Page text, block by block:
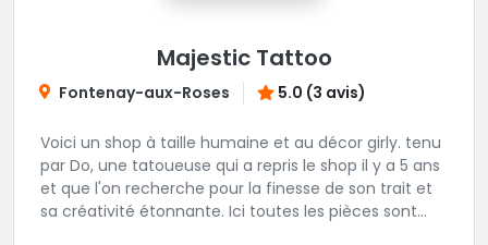
Majestic Tattoo
Fontenay-aux-Roses 5.0 (3 avis)
Voici un shop à taille humaine et au décor girly. tenu
par Do, une tatoueuse qui a repris le shop il y a 5 ans
et que l'on recherche pour la finesse de son trait et
sa créativité étonnante. Ici toutes les pièces sont